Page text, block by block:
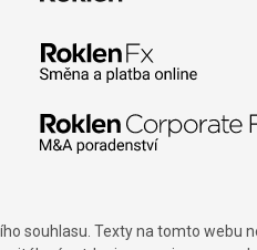
souhlasu. Texty na tomto webu